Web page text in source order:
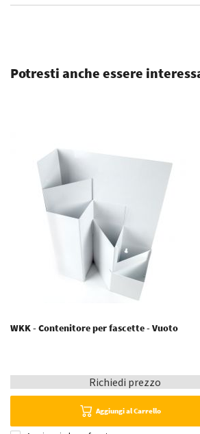
Potresti anche essere
WKK - Contenitore per fascette - Vuoto
Richiedi prezzo
Aggiungi al Carrello